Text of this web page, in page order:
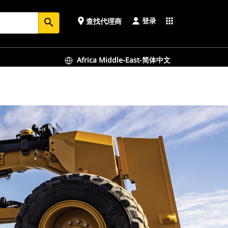
search place 查找代理商 登录 apps
Africa Middle-East-简体中文